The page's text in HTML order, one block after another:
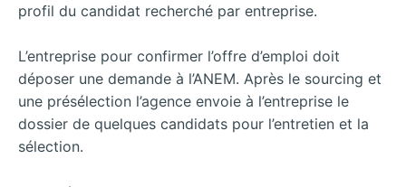
profil du candidat recherché par entreprise.
L’entreprise pour confirmer l’offre d’emploi doit
déposer une demande à l’ANEM. Après le sourcing et
une présélection l’agence envoie à l’entreprise le
dossier de quelques candidats pour l’entretien et la
sélection.